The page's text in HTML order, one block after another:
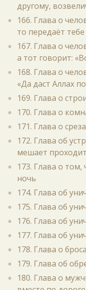
другому,
166. Глава о
то передаёт
167. Глава о
а тот говорит:
168. Глава о
«Да даст Аллах
169. Глава о
170. Глава о
171. Глава о
172. Глава об
мешает
173. Глава о том,
ночь
174. Глава об
175. Глава об
176. Глава об
177. Глава об
178. Глава о
179. Глава об
180. Глава о